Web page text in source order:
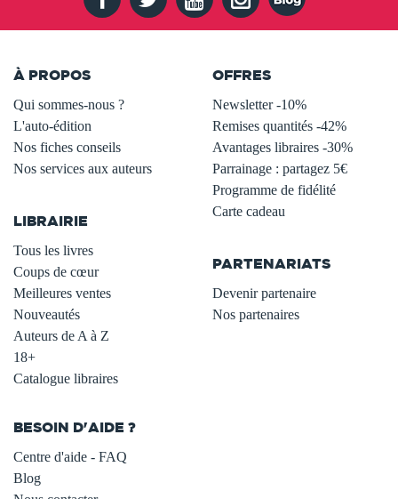
À PROPOS
Qui sommes-nous ?
L'auto-édition
Nos fiches conseils
Nos services aux auteurs
LIBRAIRIE
Tous les livres
Coups de cœur
Meilleures ventes
Nouveautés
Auteurs de A à Z
18+
Catalogue libraires
OFFRES
Newsletter -10%
Remises quantités -42%
Avantages libraires -30%
Parrainage : partagez 5€
Programme de fidélité
Carte cadeau
PARTENARIATS
Devenir partenaire
Nos partenaires
BESOIN D'AIDE ?
Centre d'aide - FAQ
Blog